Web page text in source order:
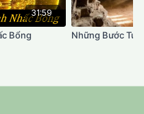
31:59
Bổng Những Bước Tu